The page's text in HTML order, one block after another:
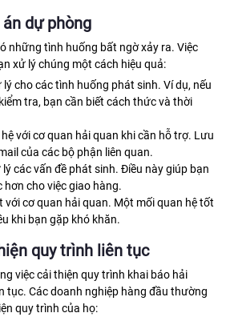
dự phòng
những tình huống bất ngờ xảy ra. Việc
xử lý chúng một cách hiệu quả:
cho các tình huống phát sinh. Ví dụ, nếu
tra, bạn cần biết cách thức và thời
với cơ quan hải quan khi cần hỗ trợ. Lưu
của các bộ phận liên quan.
các vấn đề phát sinh. Điều này giúp bạn
hơn cho việc giao hàng.
với cơ quan hải quan. Một mối quan hệ tốt
khi bạn gặp khó khăn.
quy trình liên tục
việc cải thiện quy trình khai báo hải
tục. Các doanh nghiệp hàng đầu thường
quy trình của họ: